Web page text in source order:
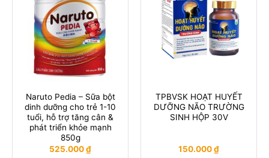
Naruto Pedia – Sữa bột
dinh dưỡng cho trẻ 1-10
tuổi, hỗ trợ tăng cân &
phát triển khỏe mạnh
850g
525.000₫
TPBVSK HOẠT HUYẾT
DƯỠNG NÃO TRƯỜNG
SINH HỘP 30V
150.000₫